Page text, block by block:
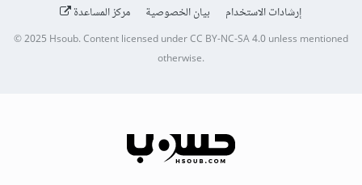
إرشادات الاستخدام
بيان الخصوصية مركز المساعدة
© 2025Hsoub.Content licensed underCC BY-NC-SA 4.0unless mentioned
otherwise.